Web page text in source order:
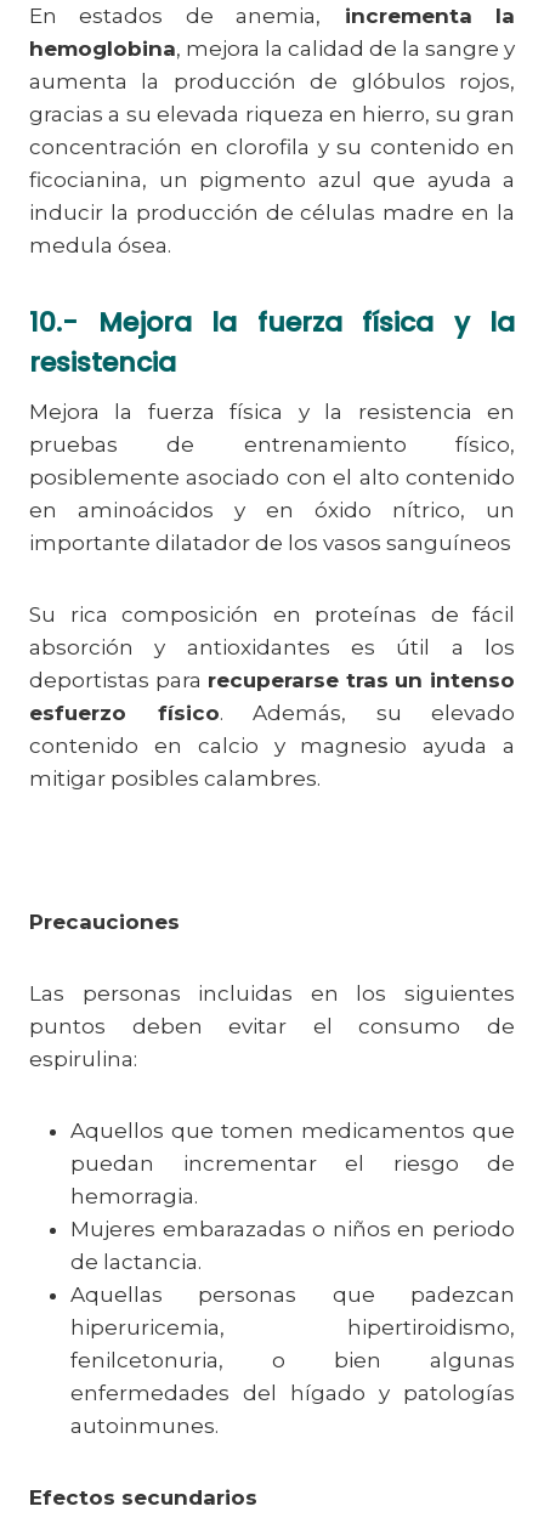
En estados de anemia, incrementa la
hemoglobina, mejora la calidad de la sangre y
aumenta la producción de glóbulos rojos,
gracias a su elevada riqueza en hierro, su gran
concentración en clorofila y su contenido en
ficocianina, un pigmento azul que ayuda a
inducir la producción de células madre en la
medula ósea.
10.- Mejora la fuerza física y la
resistencia
Mejora la fuerza física y la resistencia en
pruebas de entrenamiento físico,
posiblemente asociado con el alto contenido
en aminoácidos y en óxido nítrico, un
importante dilatador de los vasos sanguíneos
Su rica composición en proteínas de fácil
absorción y antioxidantes es útil a los
deportistas para recuperarse tras un intenso
esfuerzo físico. Además, su elevado
contenido en calcio y magnesio ayuda a
mitigar posibles calambres.
Precauciones
Las personas incluidas en los siguientes
puntos deben evitar el consumo de
espirulina:
Aquellos que tomen medicamentos que
puedan incrementar el riesgo de
hemorragia.
Mujeres embarazadas o niños en periodo
de lactancia.
Aquellas personas que padezcan
hiperuricemia, hipertiroidismo,
fenilcetonuria, o bien algunas
enfermedades del hígado y patologías
autoinmunes.
Efectos secundarios